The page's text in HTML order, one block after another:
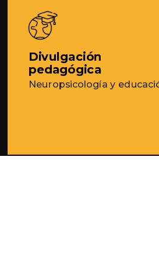
Divulgación
pedagógica
Neuropsicología y